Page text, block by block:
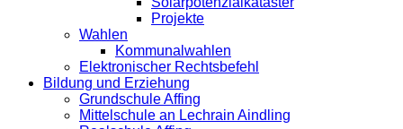
Projekte
Wahlen
Kommunalwahlen
Elektronischer Rechtsbefehl
Bildung und Erziehung
Grundschule Affing
Mittelschule an Lechrain Aindling